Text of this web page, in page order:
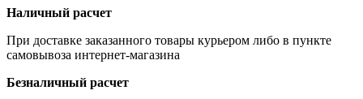
Наличный расчет
При доставке заказанного товары курьером либо в пункте
самовывоза интернет-магазина
Безналичный расчет